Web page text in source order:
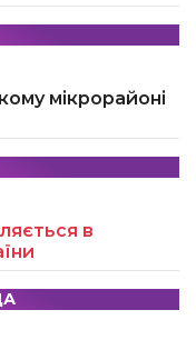
мікрорайоні
в